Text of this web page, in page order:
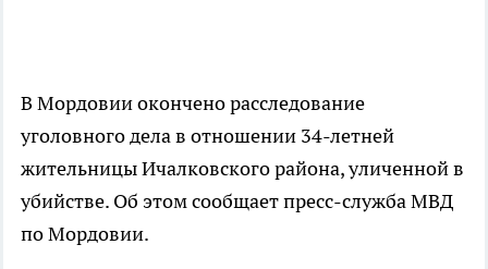
В Мордовии окончено расследование
уголовного дела в отношении 34-летней
жительницы Ичалковского района, уличенной в
убийстве. Об этом сообщает пресс-служба МВД
по Мордовии.